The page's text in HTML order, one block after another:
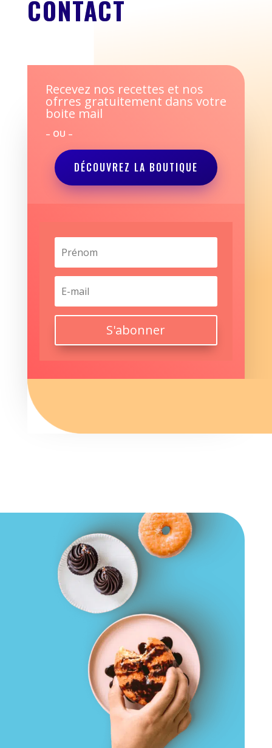
CONTACT
Recevez nos recettes et nos
ofrres gratuitement dans votre
boite mail
– OU –
DÉCOUVREZ LA BOUTIQUE
S'abonner